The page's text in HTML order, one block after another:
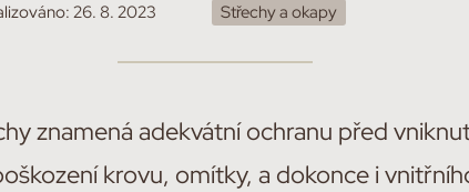
26. 8. 2023 Střechy a okapy
znamená adekvátní ochranu před
krovu, omítky, a dokonce i